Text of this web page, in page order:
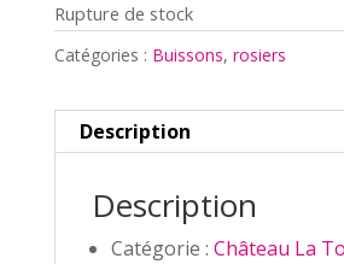
Rupture de stock
Catégories : Buissons, rosiers
Description
Description
Catégorie : Château La